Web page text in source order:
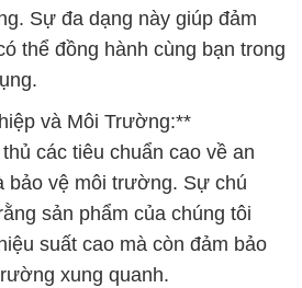
Sự đa dạng này giúp đảm
thể đồng hành cùng bạn trong
và Môi Trường:**
các tiêu chuẩn cao về an
bảo vệ môi trường. Sự chú
sản phẩm của chúng tôi
suất cao mà còn đảm bảo
xung quanh.